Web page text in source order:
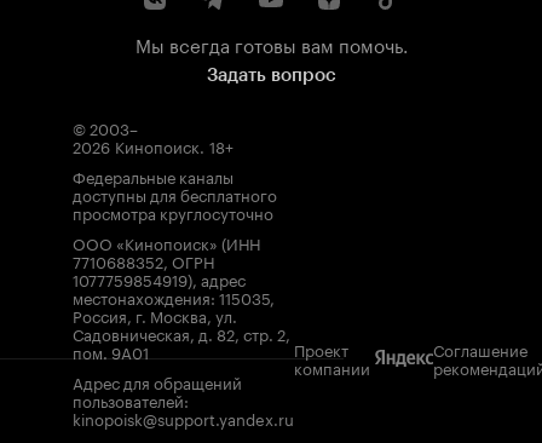
Мы всегда готовы вам помочь.
Задать вопрос
© 2003–
2026 Кинопоиск. 18+
Федеральные каналы
доступны для бесплатного
просмотра круглосуточно
ООО «Кинопоиск» (ИНН
7710688352, ОГРН
1077759854919), адрес
местонахождения: 115035,
Россия, г. Москва, ул.
Садовническая, д. 82, стр. 2,
пом. 9А01
Адрес для обращений
пользователей:
kinopoisk@support.yandex.ru
Проект
компании
Соглашение